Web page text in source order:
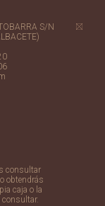
S/N
consultar
obtendrás
caja o la
consultar.